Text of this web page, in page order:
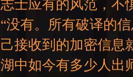
志士应有的风范，不
“没有。所有破译的
己接收到的加密信息
湖中如今有多少人出